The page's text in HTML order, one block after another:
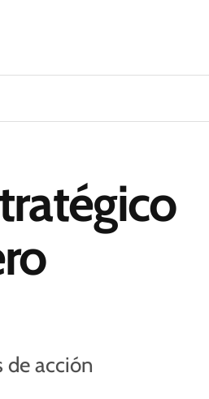
de acción